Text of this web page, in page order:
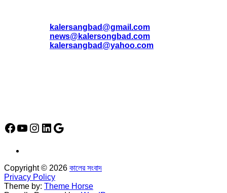
kalersangbad@gmail.com
news@kalersongbad.com
kalersangbad@yahoo.com
Facebook
YouTube
Instagram
LinkedIn
Google
Copyright © 2026 কালের সংবাদ
Privacy Policy
Theme by: Theme Horse